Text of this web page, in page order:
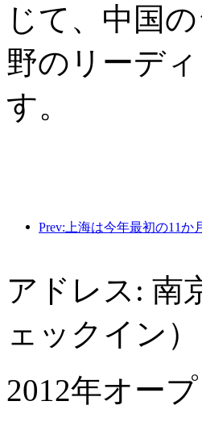
じて、中国
野のリーデ
す。
アドレス: 南
ェックイン）
2012年オープ